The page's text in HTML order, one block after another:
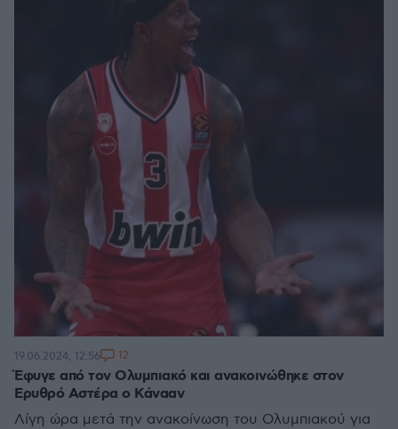
Έφυγε από τον Ολυμπιακό και ανακοινώθηκε στον
Ερυθρό Αστέρα ο Κάνααν
Λίγη ώρα μετά την ανακοίνωση του Ολυμπιακού για
19.06.2024, 12:56 12